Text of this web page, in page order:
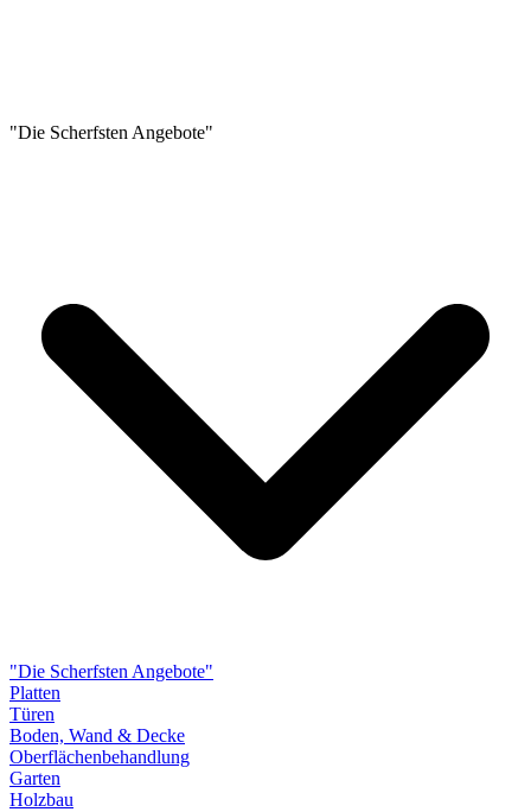
"Die Scherfsten Angebote"
"Die Scherfsten Angebote"
Platten
Türen
Boden, Wand & Decke
Oberflächenbehandlung
Garten
Holzbau